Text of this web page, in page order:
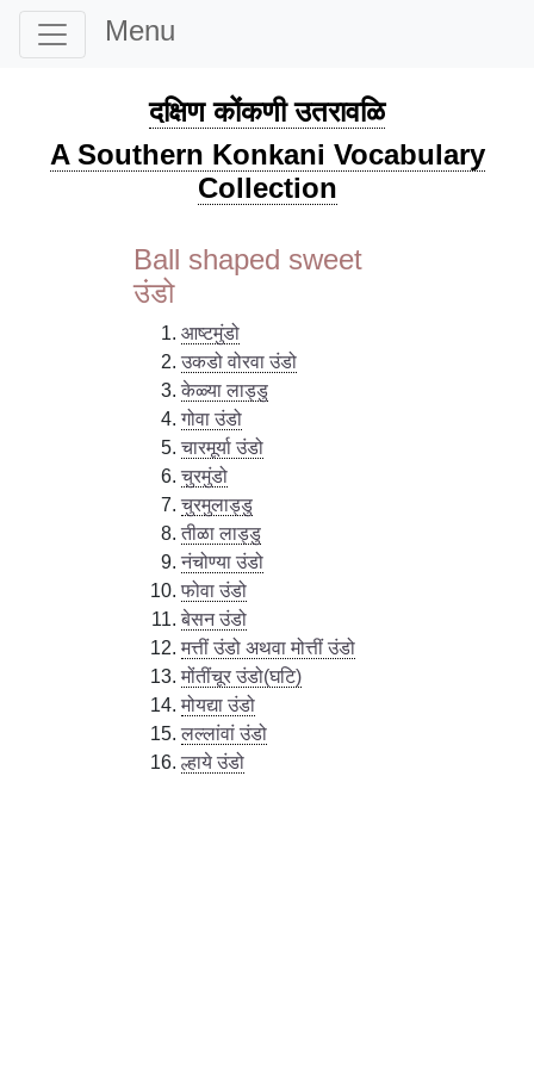
Menu
दक्षिण कोंकणी उतरावळि
A Southern Konkani Vocabulary
Collection
Ball shaped sweet
उंडो
आष्टमुंडो
उकडो वोरवा उंडो
केळ्या लाड्डु
गोवा उंडो
चारमूर्या उंडो
चुरमुंडो
चुरमुलाड्डु
तीळा लाड्डु
नंचोण्या उंडो
फोवा उंडो
बेसन उंडो
मत्तीं उंडो अथवा मोत्तीं उंडो
मोंतींचूर उंडो(घटि)
मोयद्या उंडो
लल्लांवां उंडो
ल्हाये उंडो